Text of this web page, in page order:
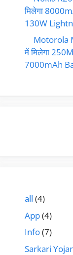
मिलेगा
130W
Motorola
में मिलेगा
7000mAh
all (4)
App(4)
Info(7)
Sarkari